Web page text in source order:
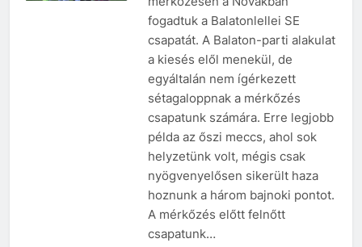
fogadtuk a Balatonlellei SE
csapatát. A Balaton-parti alakulat
a kiesés elől menekül, de
egyáltalán nem ígérkezett
sétagaloppnak a mérkőzés
csapatunk számára. Erre legjobb
példa az őszi meccs, ahol sok
helyzetünk volt, mégis csak
nyögvenyelősen sikerült haza
hoznunk a három bajnoki pontot.
A mérkőzés előtt felnőtt
csapatunk…